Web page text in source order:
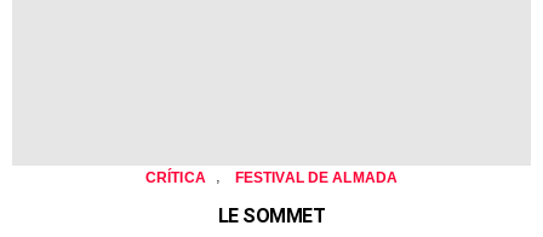
CRÍTICA , FESTIVAL DE ALMADA
LE SOMMET